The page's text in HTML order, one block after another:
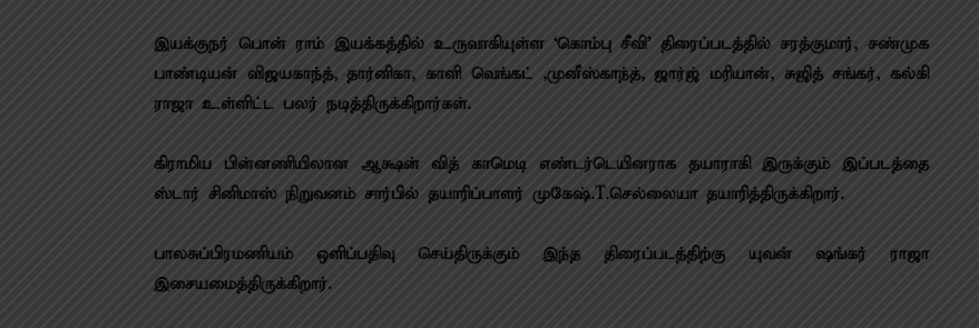
இயக்குநர் பொன் ராம் இயக்கத்தில் உருவாகியுள்ள ‘கொம்பு சீவி’ திரைப்படத்தில் சரத்குமார், சண்முக
பாண்டியன் விஜயகாந்த், தார்னிகா, காளி வெங்கட் ,முனீஸ்காந்த், ஜார்ஜ் மரியான், சுஜித் சங்கர், கல்கி
ராஜா உள்ளிட்ட பலர் நடித்திருக்கிறார்கள்.
கிராமிய பின்னணியிலான ஆக்ஷன் வித் காமெடி எண்டர்டெயினராக தயாராகி இருக்கும் இப்படத்தை
ஸ்டார் சினிமாஸ் நிறுவனம் சார்பில் தயாரிப்பாளர் முகேஷ்.T.செல்லையா தயாரித்திருக்கிறார்.
பாலசுப்பிரமணியம் ஒளிப்பதிவு செய்திருக்கும் இந்த திரைப்படத்திற்கு யுவன் ஷங்கர் ராஜா
இசையமைத்திருக்கிறார்.